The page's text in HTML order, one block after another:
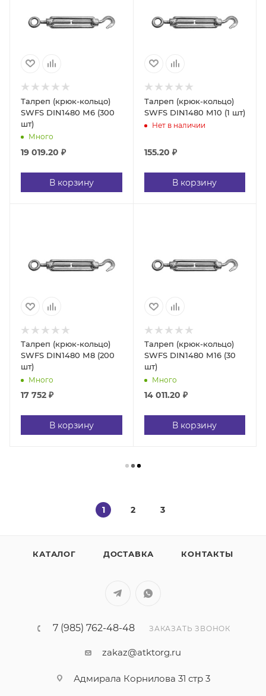
Талреп (крюк-кольцо)
SWFS DIN1480 М6 (300
шт)
Много
19 019.20 ₽
В корзину
Талреп (крюк-кольцо)
SWFS DIN1480 М10 (1 шт)
Нет в наличии
155.20 ₽
В корзину
Талреп (крюк-кольцо)
SWFS DIN1480 М8 (200
шт)
Много
17 752 ₽
В корзину
Талреп (крюк-кольцо)
SWFS DIN1480 М16 (30
шт)
Много
14 011.20 ₽
В корзину
1 2 3
КАТАЛОГ ДОСТАВКА КОНТАКТЫ
7 (985) 762-48-48 ЗАКАЗАТЬ ЗВОНОК
zakaz@atktorg.ru
Адмирала Корнилова 31 стр 3